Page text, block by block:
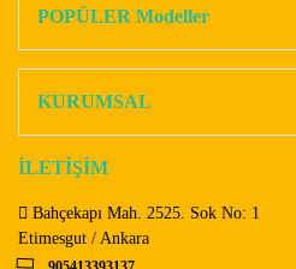
POPÜLER Modeller
KURUMSAL
İLETİŞİM
Bahçekapı Mah. 2525. Sok No: 1
Etimesgut / Ankara